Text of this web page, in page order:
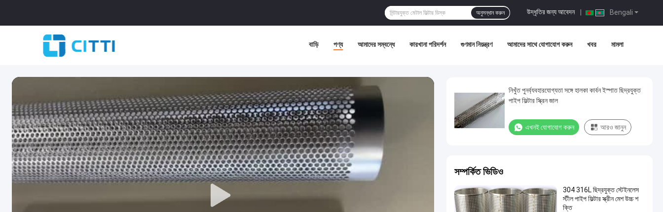
Bengali
উদ্ধৃতির জন্য আবেদন
অনুসন্ধান করুন
বাড়ি পণ্য আমাদের সম্বন্ধে কারখানা পরিদর্শন গুণমান নিয়ন্ত্রণ আমাদের সাথে যোগাযোগ করুন খবর মামলা
নিখুঁত পুনর্ব্যবহারযোগ্যতা সঙ্গে হালকা কার্বন ইস্পাত ছিদ্রযুক্ত
পাইপ ফিল্টার স্ক্রিন জাল
এখনই যোগাযোগ করুন আরও জানুন
সম্পর্কিত ভিডিও
304 316L ছিদ্রযুক্ত স্টেইনলেস
স্টীল পাইপ ফিল্টার স্ক্রীন মেশ উচ্চ শ
ক্তি